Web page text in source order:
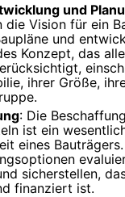
und
die Vision für ein
und
Konzept, das
ihrer Größe,
: Die
ist ein
eines
sicherstellen,
finanziert ist.